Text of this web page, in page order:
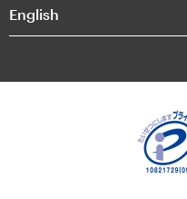
個人情報保護方針
English